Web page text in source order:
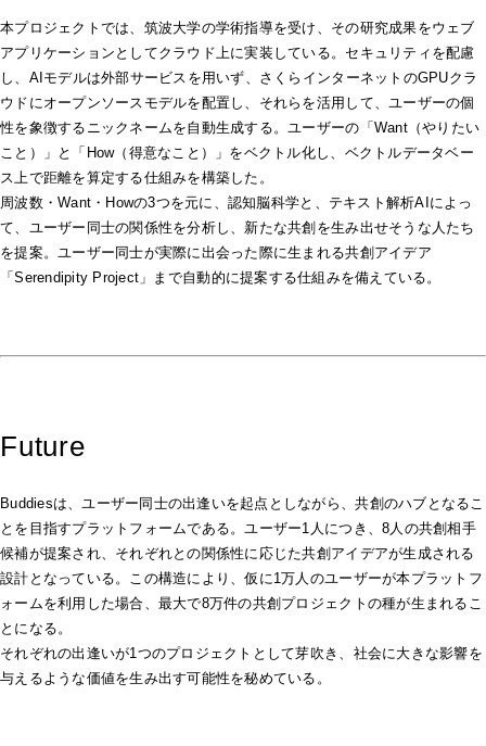
本プロジェクトでは、筑波大学の学術指導を受け、その研究成果をウェブ
アプリケーションとしてクラウド上に実装している。セキュリティを配慮
し、AIモデルは外部サービスを用いず、さくらインターネットのGPUクラ
ウドにオープンソースモデルを配置し、それらを活用して、ユーザーの個
性を象徴するニックネームを自動生成する。ユーザーの「Want（やりたい
こと）」と「How（得意なこと）」をベクトル化し、ベクトルデータベー
ス上で距離を算定する仕組みを構築した。
周波数・Want・Howの3つを元に、認知脳科学と、テキスト解析AIによっ
て、ユーザー同士の関係性を分析し、新たな共創を生み出せそうな人たち
を提案。ユーザー同士が実際に出会った際に生まれる共創アイデア
「Serendipity Project」まで自動的に提案する仕組みを備えている。
Future
Buddiesは、ユーザー同士の出逢いを起点としながら、共創のハブとなるこ
とを目指すプラットフォームである。ユーザー1人につき、8人の共創相手
候補が提案され、それぞれとの関係性に応じた共創アイデアが生成される
設計となっている。この構造により、仮に1万人のユーザーが本プラットフ
ォームを利用した場合、最大で8万件の共創プロジェクトの種が生まれるこ
とになる。
それぞれの出逢いが1つのプロジェクトとして芽吹き、社会に大きな影響を
与えるような価値を生み出す可能性を秘めている。